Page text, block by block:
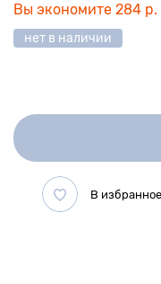
Вы экономите 284 р.
нет в наличии